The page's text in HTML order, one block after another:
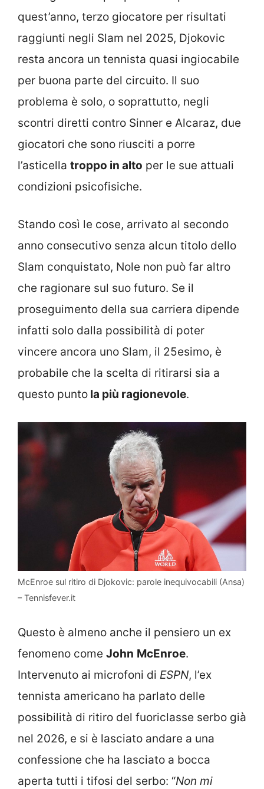
quest’anno, terzo giocatore per risultati
raggiunti negli Slam nel 2025, Djokovic
resta ancora un tennista quasi ingiocabile
per buona parte del circuito. Il suo
problema è solo, o soprattutto, negli
scontri diretti contro Sinner e Alcaraz, due
giocatori che sono riusciti a porre
l’asticella troppo in alto per le sue attuali
condizioni psicofisiche.
Stando così le cose, arrivato al secondo
anno consecutivo senza alcun titolo dello
Slam conquistato, Nole non può far altro
che ragionare sul suo futuro. Se il
proseguimento della sua carriera dipende
infatti solo dalla possibilità di poter
vincere ancora uno Slam, il 25esimo, è
probabile che la scelta di ritirarsi sia a
questo punto la più ragionevole.
McEnroe sul ritiro di Djokovic: parole inequivocabili (Ansa)
– Tennisfever.it
Questo è almeno anche il pensiero un ex
fenomeno come John McEnroe.
Intervenuto ai microfoni di ESPN, l’ex
tennista americano ha parlato delle
possibilità di ritiro del fuoriclasse serbo già
nel 2026, e si è lasciato andare a una
confessione che ha lasciato a bocca
aperta tutti i tifosi del serbo: “Non mi